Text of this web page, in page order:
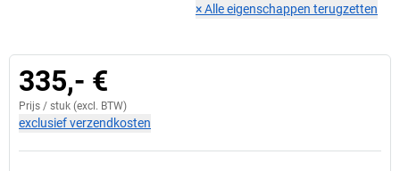
×Alle eigenschappen terugzetten
335,- €
Prijs / stuk (excl. BTW)
exclusief verzendkosten